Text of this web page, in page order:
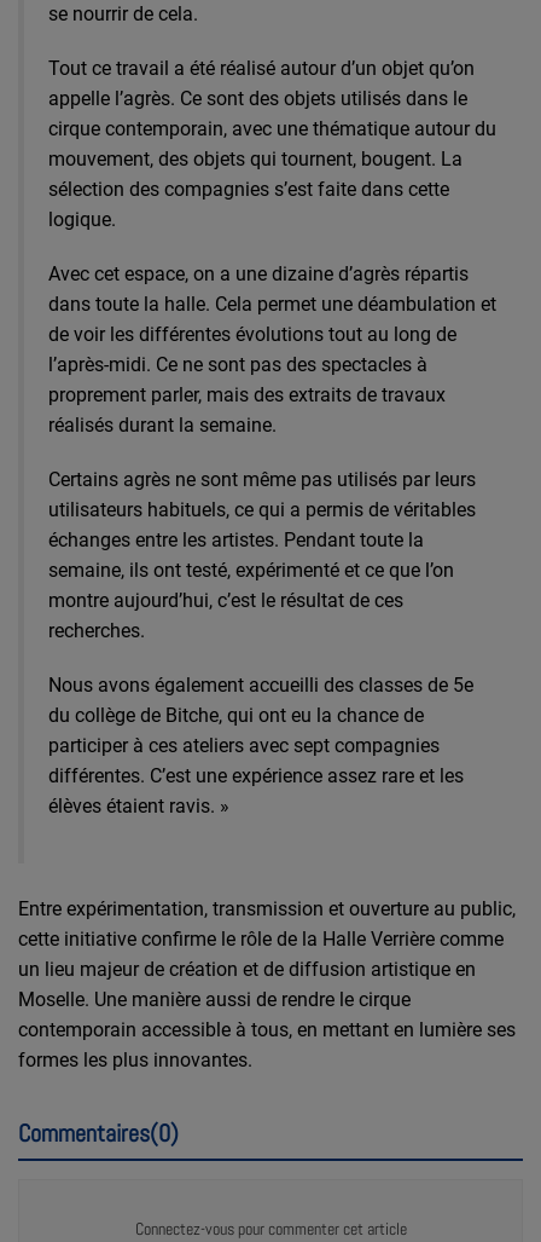
se nourrir de cela.
Tout ce travail a été réalisé autour d’un objet qu’on
appelle l’agrès. Ce sont des objets utilisés dans le
cirque contemporain, avec une thématique autour du
mouvement, des objets qui tournent, bougent. La
sélection des compagnies s’est faite dans cette
logique.
Avec cet espace, on a une dizaine d’agrès répartis
dans toute la halle. Cela permet une déambulation et
de voir les différentes évolutions tout au long de
l’après-midi. Ce ne sont pas des spectacles à
proprement parler, mais des extraits de travaux
réalisés durant la semaine.
Certains agrès ne sont même pas utilisés par leurs
utilisateurs habituels, ce qui a permis de véritables
échanges entre les artistes. Pendant toute la
semaine, ils ont testé, expérimenté et ce que l’on
montre aujourd’hui, c’est le résultat de ces
recherches.
Nous avons également accueilli des classes de 5e
du collège de Bitche, qui ont eu la chance de
participer à ces ateliers avec sept compagnies
différentes. C’est une expérience assez rare et les
élèves étaient ravis. »
Entre expérimentation, transmission et ouverture au public,
cette initiative confirme le rôle de la Halle Verrière comme
un lieu majeur de création et de diffusion artistique en
Moselle. Une manière aussi de rendre le cirque
contemporain accessible à tous, en mettant en lumière ses
formes les plus innovantes.
Commentaires(0)
Connectez-vous pour commenter cet article